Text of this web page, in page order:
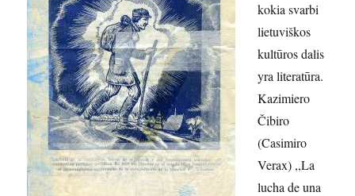
kokia svarbi
lietuviškos
kultūros dalis
yra literatūra.
Kazimiero
Čibiro
(Casimiro
Verax) ,,La
lucha de una